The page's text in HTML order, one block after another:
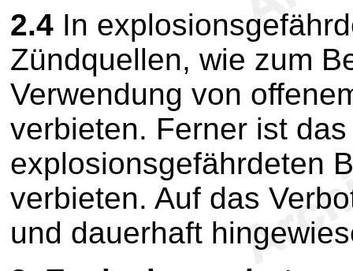
2.4 In
Zündquellen, wie zum
Verwendung von
verbieten. Ferner ist
explosionsgefährdeten
verbieten. Auf das
und dauerhaft